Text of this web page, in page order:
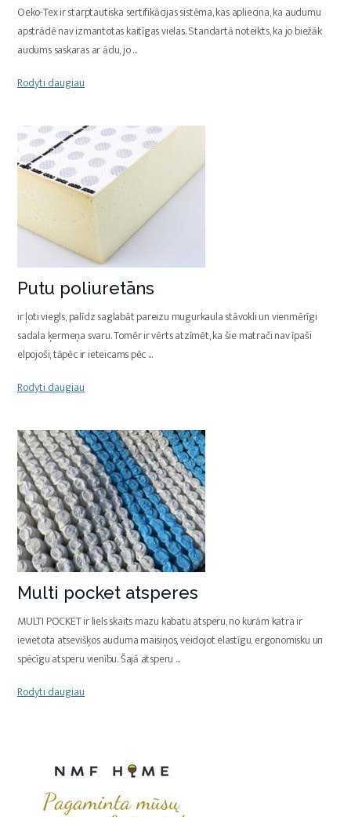
Oeko-Tex ir starptautiska sertifikācijas sistēma, kas apliecina, ka audumu
apstrādē nav izmantotas kaitīgas vielas. Standartā noteikts, ka jo biežāk
audums saskaras ar ādu, jo...
Rodyti daugiau
Putu poliuretāns
ir ļoti viegls, palīdz saglabāt pareizu mugurkaula stāvokli un vienmērīgi
sadala ķermeņa svaru. Tomēr ir vērts atzīmēt, ka šie matrači nav īpaši
elpojoši, tāpēc ir ieteicams pēc...
Rodyti daugiau
Multi pocket atsperes
MULTI POCKET ir liels skaits mazu kabatu atsperu, no kurām katra ir
ievietota atsevišķos auduma maisiņos, veidojot elastīgu, ergonomisku un
spēcīgu atsperu vienību. Šajā atsperu ...
Rodyti daugiau